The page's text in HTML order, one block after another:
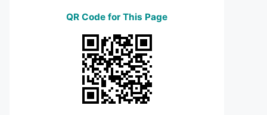
QR Code for This Page